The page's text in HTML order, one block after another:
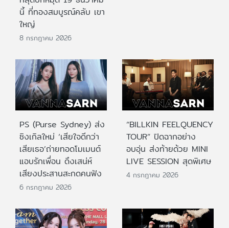
นี้ ที่ทองสมบูรณ์คลับ เขา
ใหญ่
8 กรกฎาคม 2026
PS (Purse Sydney) ส่ง
ซิงเกิลใหม่ ‘เสียใจดีกว่า
เสียเธอ’ถ่ายทอดโมเมนต์
แอบรักเพื่อน ดึงเสน่ห์
เสียงประสานสะกดคนฟัง
6 กรกฎาคม 2026
“BILLKIN FEELQUENCY
TOUR” ปิดฉากอย่าง
อบอุ่น ส่งท้ายด้วย MINI
LIVE SESSION สุดพิเศษ
4 กรกฎาคม 2026